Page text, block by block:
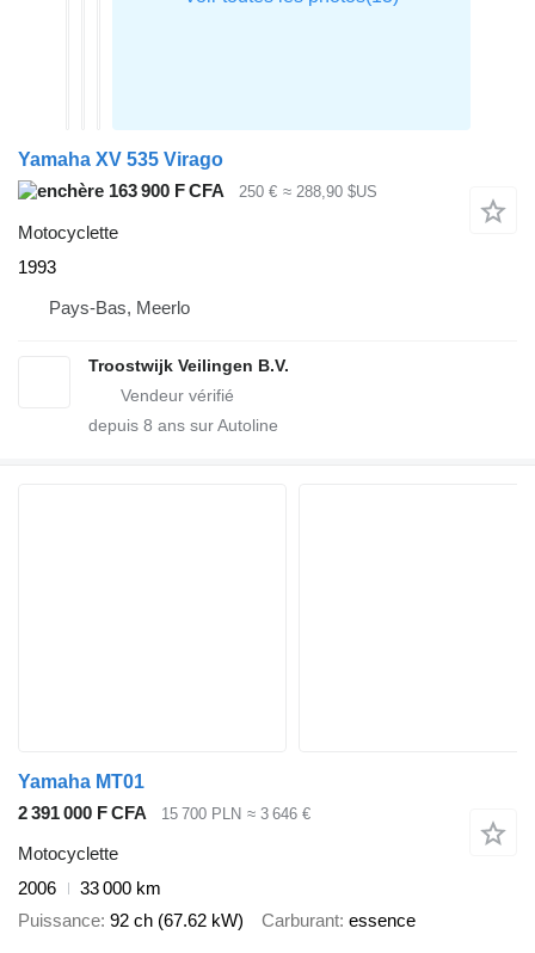
Yamaha XV 535 Virago
163 900 F CFA
250 € ≈ 288,90 $US
Motocyclette
1993
Pays-Bas, Meerlo
Troostwijk Veilingen B.V.
depuis 8 ans sur Autoline
Yamaha MT01
2 391 000 F CFA
15 700 PLN ≈ 3 646 €
Motocyclette
2006
33 000 km
Puissance 92 ch (67.62 kW) Carburant essence